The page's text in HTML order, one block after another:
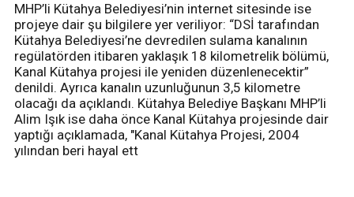
MHP’li Kütahya Belediyesi’nin internet sitesinde ise
projeye dair şu bilgilere yer veriliyor: “DSİ tarafından
Kütahya Belediyesi’ne devredilen sulama kanalının
regülatörden itibaren yaklaşık 18 kilometrelik bölümü,
Kanal Kütahya projesi ile yeniden düzenlenecektir”
denildi. Ayrıca kanalın uzunluğunun 3,5 kilometre
olacağı da açıklandı. Kütahya Belediye Başkanı MHP’li
Alim Işık ise daha önce Kanal Kütahya projesinde dair
yaptığı açıklamada, "Kanal Kütahya Projesi, 2004
yılından beri hayal ett